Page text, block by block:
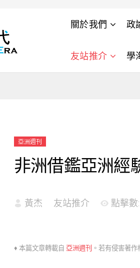
關於我們 政
友站推介 學
亞洲週刊
非洲借鑑亞洲
黃杰 友站推介 點擊數
♦ 本篇文章轉載自 亞洲週刊 。若有侵害著